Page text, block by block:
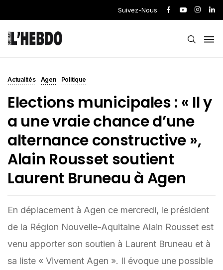
Suivez-Nous
Actualités Agen Politique
Elections municipales : « Il y
a une vraie chance d’une
alternance constructive »,
Alain Rousset soutient
Laurent Bruneau à Agen
En déplacement à Agen ce mercredi, le président
de la Région Nouvelle-Aquitaine Alain Rousset est
venu apporter son soutien à Laurent Bruneau et à
sa liste « Vivement Agen ». Il évoque une possible